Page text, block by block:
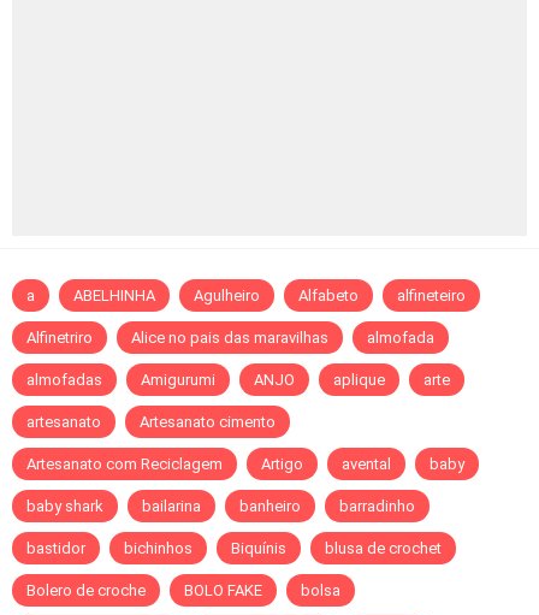
a ABELHINHA Agulheiro Alfabeto alfineteiro
Alfinetriro Alice no pais das maravilhas almofada
almofadas Amigurumi ANJO aplique arte
artesanato Artesanato cimento
Artesanato com Reciclagem Artigo avental baby
baby shark bailarina banheiro barradinho
bastidor bichinhos Biquínis blusa de crochet
Bolero de croche BOLO FAKE bolsa